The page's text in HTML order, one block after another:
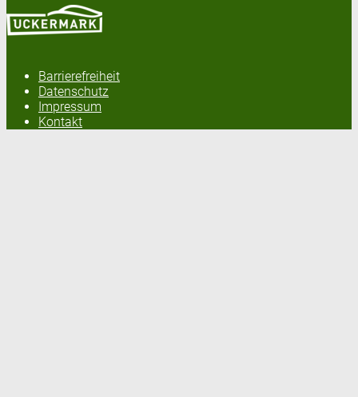
Barrierefreiheit
Datenschutz
Impressum
Kontakt